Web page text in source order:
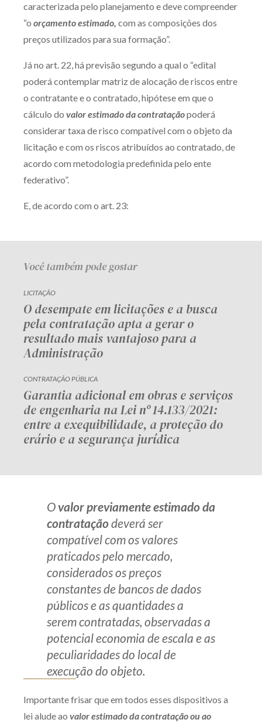
Diferenciais
Receba por RSS
Av. Sete de Setembro, 4698
Batel
Curitiba CEP80240-000
Telefone (41) 2109-8666
Whatsapp (41) 98881-6616
caracterizada pelo planejamento e deve compreender
“o orçamento estimado, com as composições dos
preços utilizados para sua formação”.
Já no art. 22, há previsão segundo a qual o “edital
poderá contemplar matriz de alocação de riscos entre
o contratante e o contratado, hipótese em que o
cálculo do valor estimadoda contrataçãopoderá
considerar taxa de risco compatível com o objeto da
licitação e com os riscos atribuídos ao contratado, de
acordo com metodologia predefinida pelo ente
federativo”.
E, de acordo com o art. 23:
Você também pode gostar
LICITAÇÃO
O desempate em licitações e a busca
pela contratação apta a gerar o
resultado mais vantajoso para a
Administração
CONTRATAÇÃO PÚBLICA
Garantia adicional em obras e serviços
de engenharia na Lei nº 14.133/2021:
entre a exequibilidade, a proteção do
erário e a segurança jurídica
Ovalor previamente estimado da
contrataçãodeverá ser
compatível com os valores
praticados pelo mercado,
considerados os preços
constantes de bancos de dados
públicos e as quantidades a
serem contratadas, observadas a
potencial economia de escala e as
peculiaridades do local de
execução do objeto.
Importante frisar que em todos esses dispositivos a
lei alude ao valor estimado da contratação ou ao